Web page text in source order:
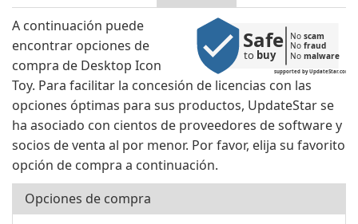
supported by UpdateStar.com
Safe
to buy
No scam
No fraud
No malware
A continuación puede
encontrar opciones de
compra de Desktop Icon
Toy. Para facilitar la concesión de licencias con las
opciones óptimas para sus productos, UpdateStar se
ha asociado con cientos de proveedores de software y
socios de venta al por menor. Por favor, elija su favorito
opción de compra a continuación.
Opciones de compra